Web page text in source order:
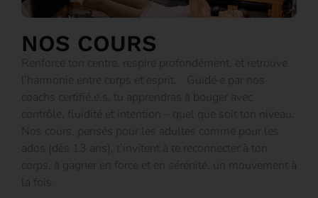
NOS COURS
Renforce ton centre, respire profondément, et retrouve
l’harmonie entre corps et esprit. Guidé·e par nos
coachs certifié.e.s, tu apprendras à bouger avec
contrôle, fluidité et intention – quel que soit ton niveau.
Nos cours, pensés pour les adultes comme pour les
ados (dès 13 ans), t’invitent à te reconnecter à ton
corps, à gagner en force et en sérénité, un mouvement à
la fois.